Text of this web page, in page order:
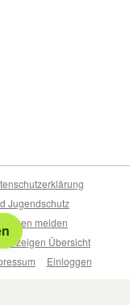
Jugendschutz
melden
Anzeigen Übersicht
Einloggen